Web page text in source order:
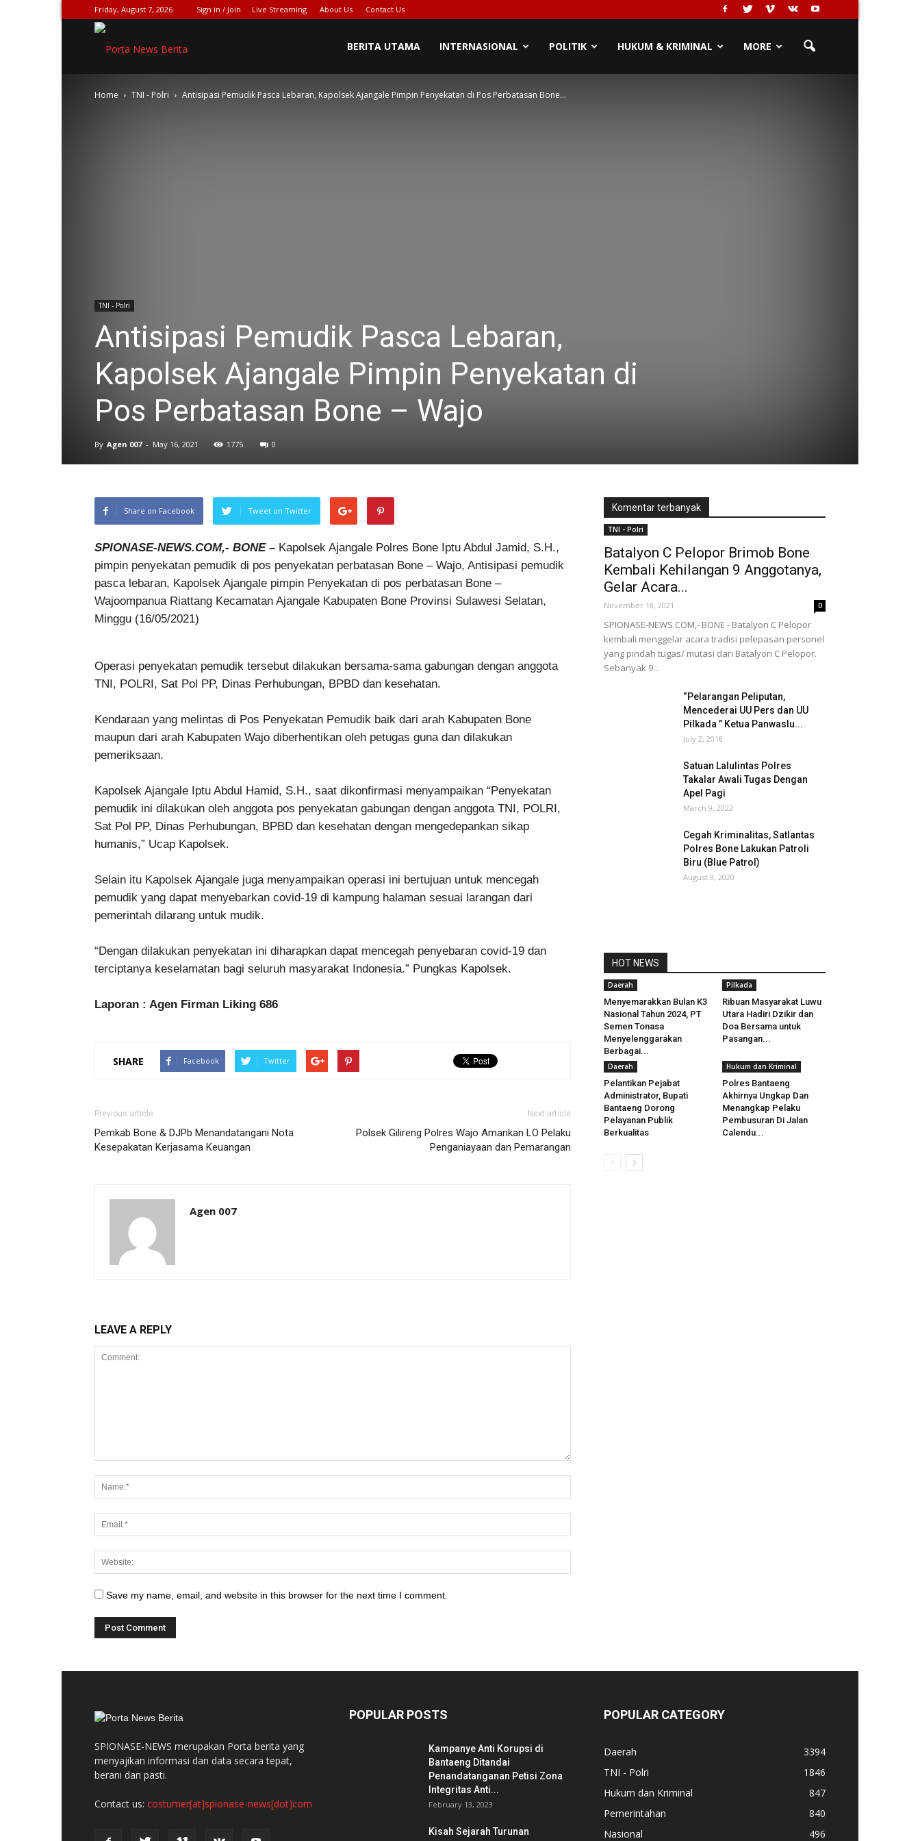
Friday, August 7, 2026 Sign in / Join Live Streaming About Us Contact Us
NEWS[DOT]COM
BERITA UTAMA INTERNASIONAL POLITIK HUKUM & KRIMINAL MORE
Home TNI - Polri Antisipasi Pemudik Pasca Lebaran, Kapolsek Ajangale Pimpin Penyekatan di Pos Perbatasan Bone...
TNI - Polri
Antisipasi Pemudik Pasca Lebaran,
Kapolsek Ajangale Pimpin Penyekatan di
Pos Perbatasan Bone – Wajo
By Agen 007 - May 16, 2021 1775 0
Share on Facebook Tweet on Twitter
SPIONASE-NEWS.COM,- BONE – Kapolsek Ajangale Polres Bone Iptu Abdul Jamid, S.H.,
pimpin penyekatan pemudik di pos penyekatan perbatasan Bone – Wajo, Antisipasi pemudik
pasca lebaran, Kapolsek Ajangale pimpin Penyekatan di pos perbatasan Bone –
Wajoompanua Riattang Kecamatan Ajangale Kabupaten Bone Provinsi Sulawesi Selatan,
Minggu (16/05/2021)
Operasi penyekatan pemudik tersebut dilakukan bersama-sama gabungan dengan anggota
TNI, POLRI, Sat Pol PP, Dinas Perhubungan, BPBD dan kesehatan.
Kendaraan yang melintas di Pos Penyekatan Pemudik baik dari arah Kabupaten Bone
maupun dari arah Kabupaten Wajo diberhentikan oleh petugas guna dan dilakukan
pemeriksaan.
Kapolsek Ajangale Iptu Abdul Hamid, S.H., saat dikonfirmasi menyampaikan “Penyekatan
pemudik ini dilakukan oleh anggota pos penyekatan gabungan dengan anggota TNI, POLRI,
Sat Pol PP, Dinas Perhubungan, BPBD dan kesehatan dengan mengedepankan sikap
humanis,” Ucap Kapolsek.
Selain itu Kapolsek Ajangale juga menyampaikan operasi ini bertujuan untuk mencegah
pemudik yang dapat menyebarkan covid-19 di kampung halaman sesuai larangan dari
pemerintah dilarang untuk mudik.
“Dengan dilakukan penyekatan ini diharapkan dapat mencegah penyebaran covid-19 dan
terciptanya keselamatan bagi seluruh masyarakat Indonesia.” Pungkas Kapolsek.
Laporan : Agen Firman Liking 686
SHARE Facebook Twitter
Previous article
Pemkab Bone & DJPb Menandatangani Nota
Kesepakatan Kerjasama Keuangan
Next article
Polsek Gilireng Polres Wajo Amankan LO Pelaku
Penganiayaan dan Pemarangan
Agen 007
LEAVE A REPLY
Save my name, email, and website in this browser for the next time I comment.
Komentar terbanyak
TNI - Polri
Batalyon C Pelopor Brimob Bone
Kembali Kehilangan 9 Anggotanya,
Gelar Acara...
November 18, 2021 0
SPIONASE-NEWS.COM,- BONE - Batalyon C Pelopor
kembali menggelar acara tradisi pelepasan personel
yang pindah tugas/ mutasi dari Batalyon C Pelopor.
Sebanyak 9...
“Pelarangan Peliputan,
Mencederai UU Pers dan UU
Pilkada ” Ketua Panwaslu...
July 2, 2018
Satuan Lalulintas Polres
Takalar Awali Tugas Dengan
Apel Pagi
March 9, 2022
Cegah Kriminalitas, Satlantas
Polres Bone Lakukan Patroli
Biru (Blue Patrol)
August 9, 2020
HOT NEWS
Daerah
Menyemarakkan Bulan K3
Nasional Tahun 2024, PT
Semen Tonasa
Menyelenggarakan
Berbagai...
Pilkada
Ribuan Masyarakat Luwu
Utara Hadiri Dzikir dan
Doa Bersama untuk
Pasangan...
Daerah
Pelantikan Pejabat
Administrator, Bupati
Bantaeng Dorong
Pelayanan Publik
Berkualitas
Hukum dan Kriminal
Polres Bantaeng
Akhirnya Ungkap Dan
Menangkap Pelaku
Pembusuran Di Jalan
Calendu...
SPIONASE-NEWS merupakan Porta berita yang
menyajikan informasi dan data secara tepat,
berani dan pasti.
Contact us: costumer[at]spionase-news[dot]com
POPULAR POSTS
Kampanye Anti Korupsi di
Bantaeng Ditandai
Penandatanganan Petisi Zona
Integritas Anti...
February 13, 2023
Kisah Sejarah Turunan
POPULAR CATEGORY
Daerah
3394
TNI - Polri
1846
Hukum dan Kriminal
847
Pemerintahan
840
Nasional
496